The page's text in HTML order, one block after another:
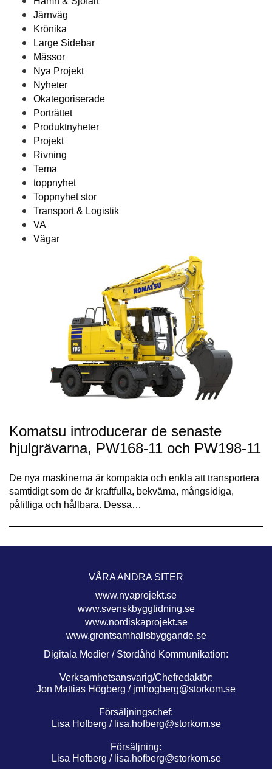
Järnväg
Krönika
Large Sidebar
Mässor
Nya Projekt
Nyheter
Okategoriserade
Porträttet
Produktnyheter
Projekt
Rivning
Tema
toppnyhet
Toppnyhet stor
Transport & Logistik
VA
Vägar
Komatsu introducerar de senaste
hjulgrävarna, PW168-11 och PW198-11
De nya maskinerna är kompakta och enkla att transportera
samtidigt som de är kraftfulla, bekväma, mångsidiga,
pålitliga och hållbara. Dessa…
VÅRA ANDRA SITER
www.nyaprojekt.se
www.svenskbyggtidning.se
www.nordiskaprojekt.se
www.grontsamhallsbyggande.se
Digitala Medier / Stordåhd Kommunikation:
Verksamhetsansvarig/Chefredaktör:
Jon Mattias Högberg / jmhogberg@storkom.se
Försäljningschef:
Lisa Hofberg / lisa.hofberg@storkom.se
Försäljning:
Lisa Hofberg / lisa.hofberg@storkom.se